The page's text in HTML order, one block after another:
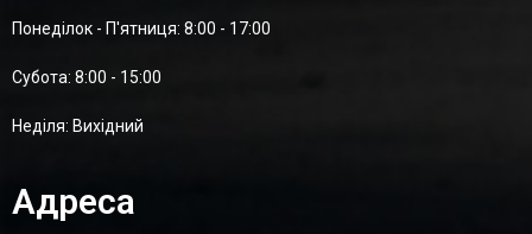
Понеділок - П'ятниця: 8:00 - 17:00
Суботa: 8:00 - 15:00
Неділя: Вихідний
Адреса